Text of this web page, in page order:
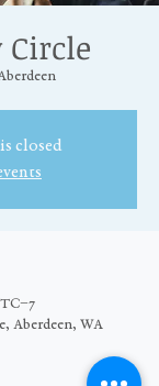
Circle
closed
Aberdeen, WA